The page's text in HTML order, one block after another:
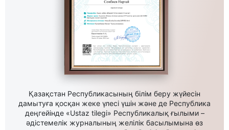
Қазақстан Республикасының білім беру жүйесін
дамытуға қосқан жеке үлесі үшін және де Республика
деңгейінде «Ustaz tilegi» Республикалық ғылыми –
әдістемелік журналының желілік басылымына өз